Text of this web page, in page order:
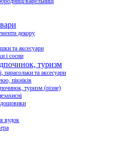
декору
та аксесуари
і сосни
туризм
парасольки та аксесуари
пікніків
туризм (різне)
дощовики
вудок